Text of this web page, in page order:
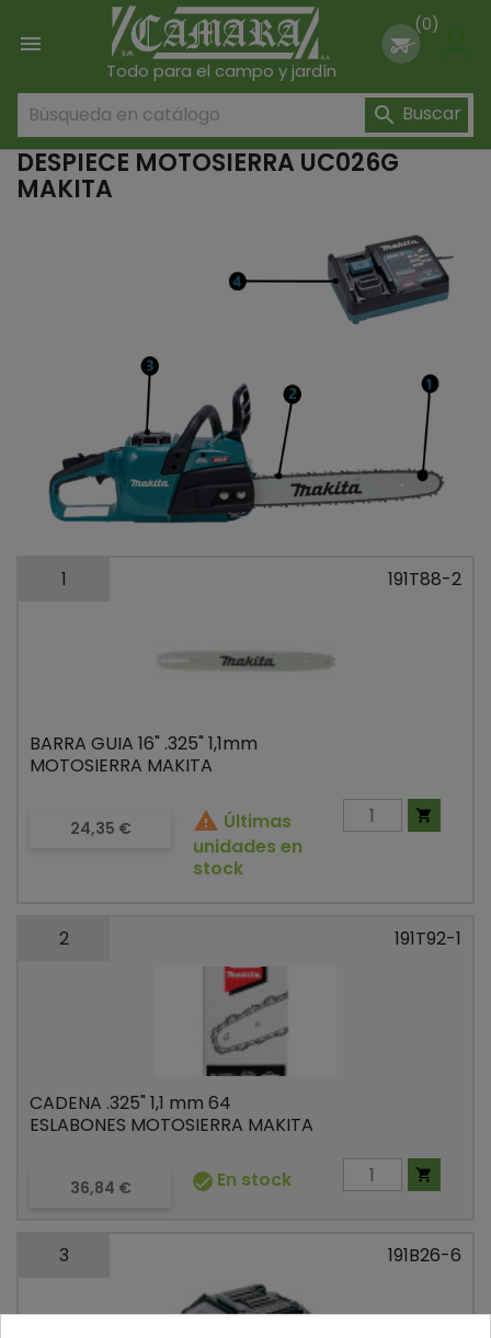

Todo para el campo y jardín
(0)
 Buscar
DESPIECE MOTOSIERRA UC026G
MAKITA
1 191T88-2
BARRA GUIA 16" .325" 1,1mm
MOTOSIERRA MAKITA
Precio
24,35 €  Últimas
unidades en
stock

2 191T92-1
CADENA .325" 1,1 mm 64
ESLABONES MOTOSIERRA MAKITA
Precio
36,84 €  En stock 
3 191B26-6